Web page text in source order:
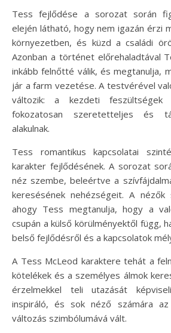
Tess fejlődése a sorozat során
elején látható, hogy nem igazán érzi
környezetben, és küzd a családi
Azonban a történet előrehaladtával
inkább felnőtté válik, és megtanulja,
jár a farm vezetése. A testvérével
változik: a kezdeti feszültségek
fokozatosan szeretetteljes és
alakulnak.
Tess romantikus kapcsolatai
karakter fejlődésének. A sorozat
néz szembe, beleértve a
keresésének nehézségeit. A nézők
ahogy Tess megtanulja, hogy a
csupán a külső körülményektől függ,
belső fejlődésről és a kapcsolatok
A Tess McLeod karaktere tehát a
kötelékek és a személyes álmok
érzelmekkel teli utazását
inspiráló, és sok néző számára
változás szimbólumává vált.